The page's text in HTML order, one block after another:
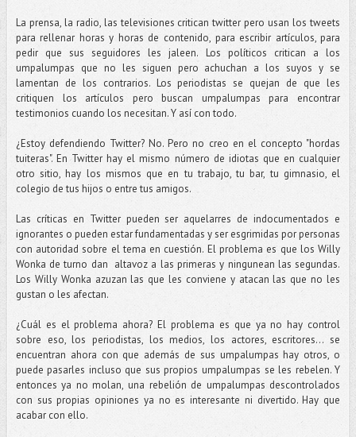
La prensa, la radio, las televisiones critican twitter pero usan los tweets
para rellenar horas y horas de contenido, para escribir artículos, para
pedir que sus seguidores les jaleen. Los políticos critican a los
umpalumpas que no les siguen pero achuchan a los suyos y se
lamentan de los contrarios. Los periodistas se quejan de que les
critiquen los artículos pero buscan umpalumpas para encontrar
testimonios cuando los necesitan. Y así con todo.
¿Estoy defendiendo Twitter? No. Pero no creo en el concepto "hordas
tuiteras". En Twitter hay el mismo número de idiotas que en cualquier
otro sitio, hay los mismos que en tu trabajo, tu bar, tu gimnasio, el
colegio de tus hijos o entre tus amigos.
Las críticas en Twitter pueden ser aquelarres de indocumentados e
ignorantes o pueden estar fundamentadas y ser esgrimidas por personas
con autoridad sobre el tema en cuestión. El problema es que los Willy
Wonka de turno dan altavoz a las primeras y ningunean las segundas.
Los Willy Wonka azuzan las que les conviene y atacan las que no les
gustan o les afectan.
¿Cuál es el problema ahora? El problema es que ya no hay control
sobre eso, los periodistas, los medios, los actores, escritores... se
encuentran ahora con que además de sus umpalumpas hay otros, o
puede pasarles incluso que sus propios umpalumpas se les rebelen. Y
entonces ya no molan, una rebelión de umpalumpas descontrolados
con sus propias opiniones ya no es interesante ni divertido. Hay que
acabar con ello.